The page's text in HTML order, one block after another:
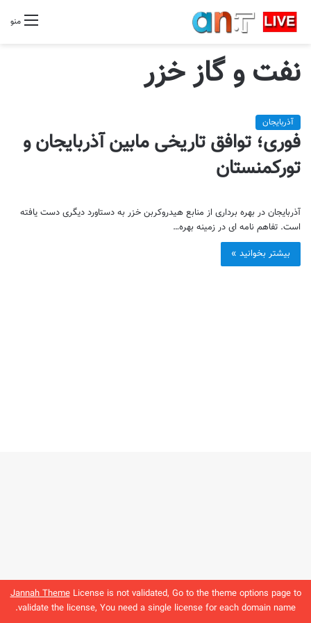
Jannah ThemeLicense is not validated, Go to the theme options page to
validate the license, You need a single license for each domain name.
منو
نفت و گاز خزر
آذربایجان
فوری؛ توافق تاریخی مابین آذربایجان و
تورکمنستان
آذربایجان در بهره برداری از منابع هیدروکربن خزر به دستاورد دیگری دست یافته
است. تفاهم نامه ای در زمینه بهره…
بیشتر بخوانید »